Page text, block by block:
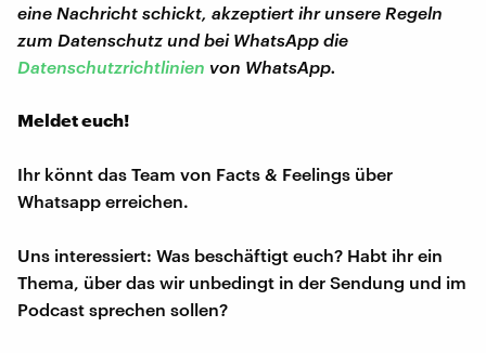
eine Nachricht schickt, akzeptiert ihr unsere Regeln
zum Datenschutz und bei WhatsApp die
Datenschutzrichtlinien von WhatsApp.
Meldet euch!
Ihr könnt das Team von Facts & Feelings über
Whatsapp erreichen.
Uns interessiert: Was beschäftigt euch? Habt ihr ein
Thema, über das wir unbedingt in der Sendung und im
Podcast sprechen sollen?